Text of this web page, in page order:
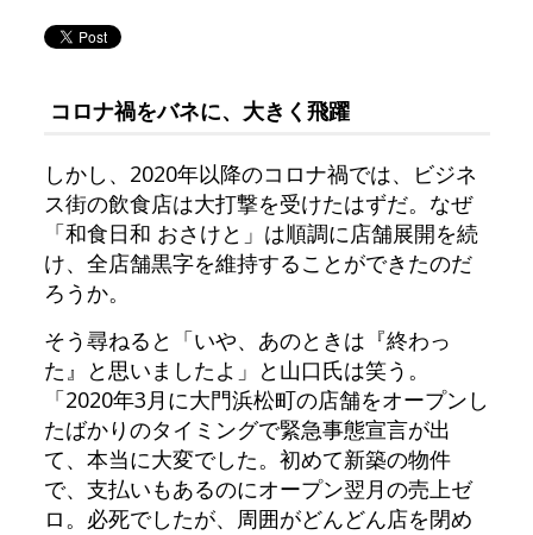
コロナ禍をバネに、大きく飛躍
しかし、2020年以降のコロナ禍では、ビジネ
ス街の飲食店は大打撃を受けたはずだ。なぜ
「和食日和 おさけと」は順調に店舗展開を続
け、全店舗黒字を維持することができたのだ
ろうか。
そう尋ねると「いや、あのときは『終わっ
た』と思いましたよ」と山口氏は笑う。
「2020年3月に大門浜松町の店舗をオープンし
たばかりのタイミングで緊急事態宣言が出
て、本当に大変でした。初めて新築の物件
で、支払いもあるのにオープン翌月の売上ゼ
ロ。必死でしたが、周囲がどんどん店を閉め